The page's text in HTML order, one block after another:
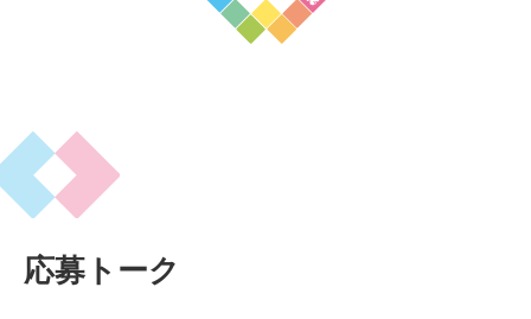
Sponsors
Participants
Reports
応募トーク